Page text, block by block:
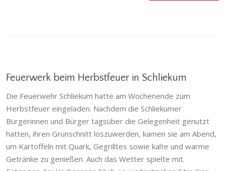
Feuerwerk beim Herbstfeuer in Schliekum
Die Feuerwehr Schliekum hatte am Wochenende zum
Herbstfeuer eingeladen. Nachdem die Schliekumer
Bürgerinnen und Bürger tagsüber die Gelegenheit genutzt
hatten, ihren Grünschnitt loszuwerden, kamen sie am Abend,
um Kartoffeln mit Quark, Gegrilltes sowie kalte und warme
Getränke zu genießen. Auch das Wetter spielte mit.